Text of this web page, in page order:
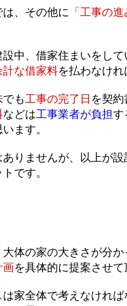
、その他に 「工事の
中、借家住まいをし
計な借家料を払わなけ
も工事の完了日 を契
などは工事業者が負担す
ます。
ありませんが、以上が
です。
体の家の大きさが分
画を具体的に提案させ
は家全体で考えなけれ